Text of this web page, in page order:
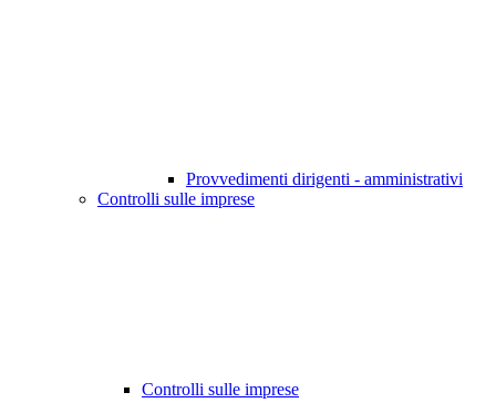
Provvedimenti dirigenti - amministrativi
Controlli sulle imprese
Controlli sulle imprese